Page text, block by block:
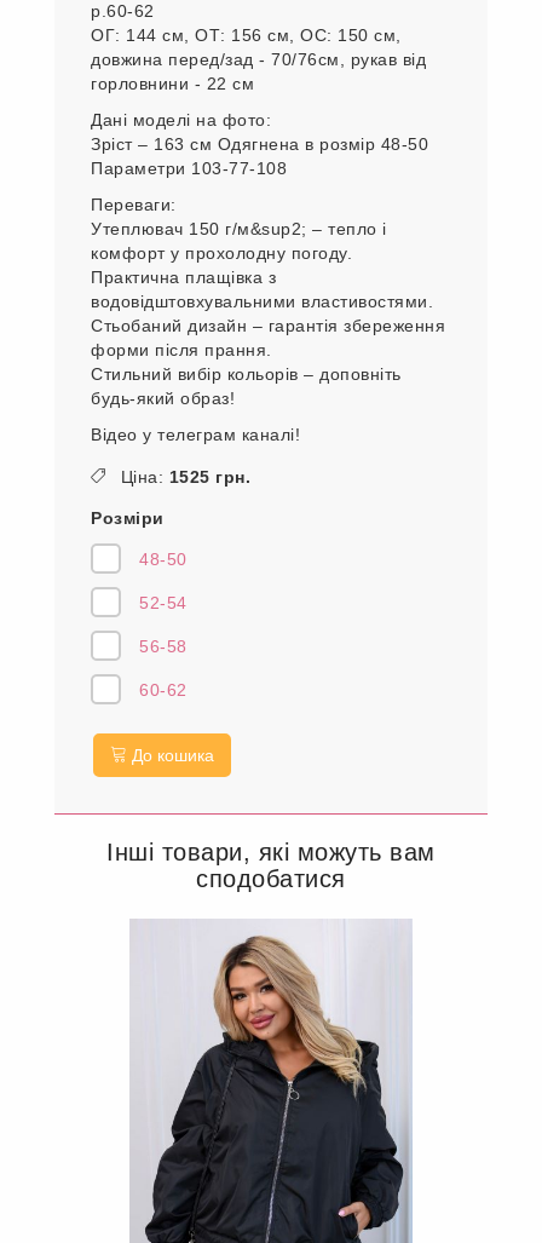
р.60-62
ОГ: 144 см, ОТ: 156 см, ОС: 150 см,
довжина перед/зад - 70/76см, рукав від
горловнини - 22 см
Дані моделі на фото:
Зріст – 163 см Одягнена в розмір 48-50
Параметри 103-77-108
Переваги:
Утеплювач 150 г/м&sup2; – тепло і
комфорт у прохолодну погоду.
Практична плащівка з
водовідштовхувальними властивостями.
Стьобаний дизайн – гарантія збереження
форми після прання.
Стильний вибір кольорів – доповніть
будь-який образ!
Відео у телеграм каналі!
Ціна: 1525 грн.
Розміри
48-50
52-54
56-58
60-62
До кошика
Інші товари, які можуть вам
сподобатися